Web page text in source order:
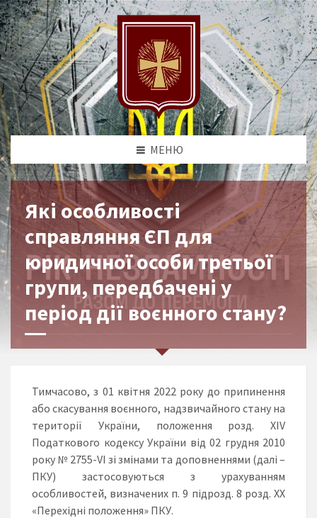
МЕНЮ
Які особливості
справляння ЄП для
юридичної особи третьої
групи, передбачені у
період дії воєнного стану?
Тимчасово, з 01 квітня 2022 року до припинення
або скасування воєнного, надзвичайного стану на
території України, положення розд. XIV
Податкового кодексу України від 02 грудня 2010
року № 2755-VI зі змінами та доповненнями (далі –
ПКУ) застосовуються з урахуванням
особливостей, визначених п. 9 підрозд. 8 розд. ХХ
«Перехідні положення» ПКУ.